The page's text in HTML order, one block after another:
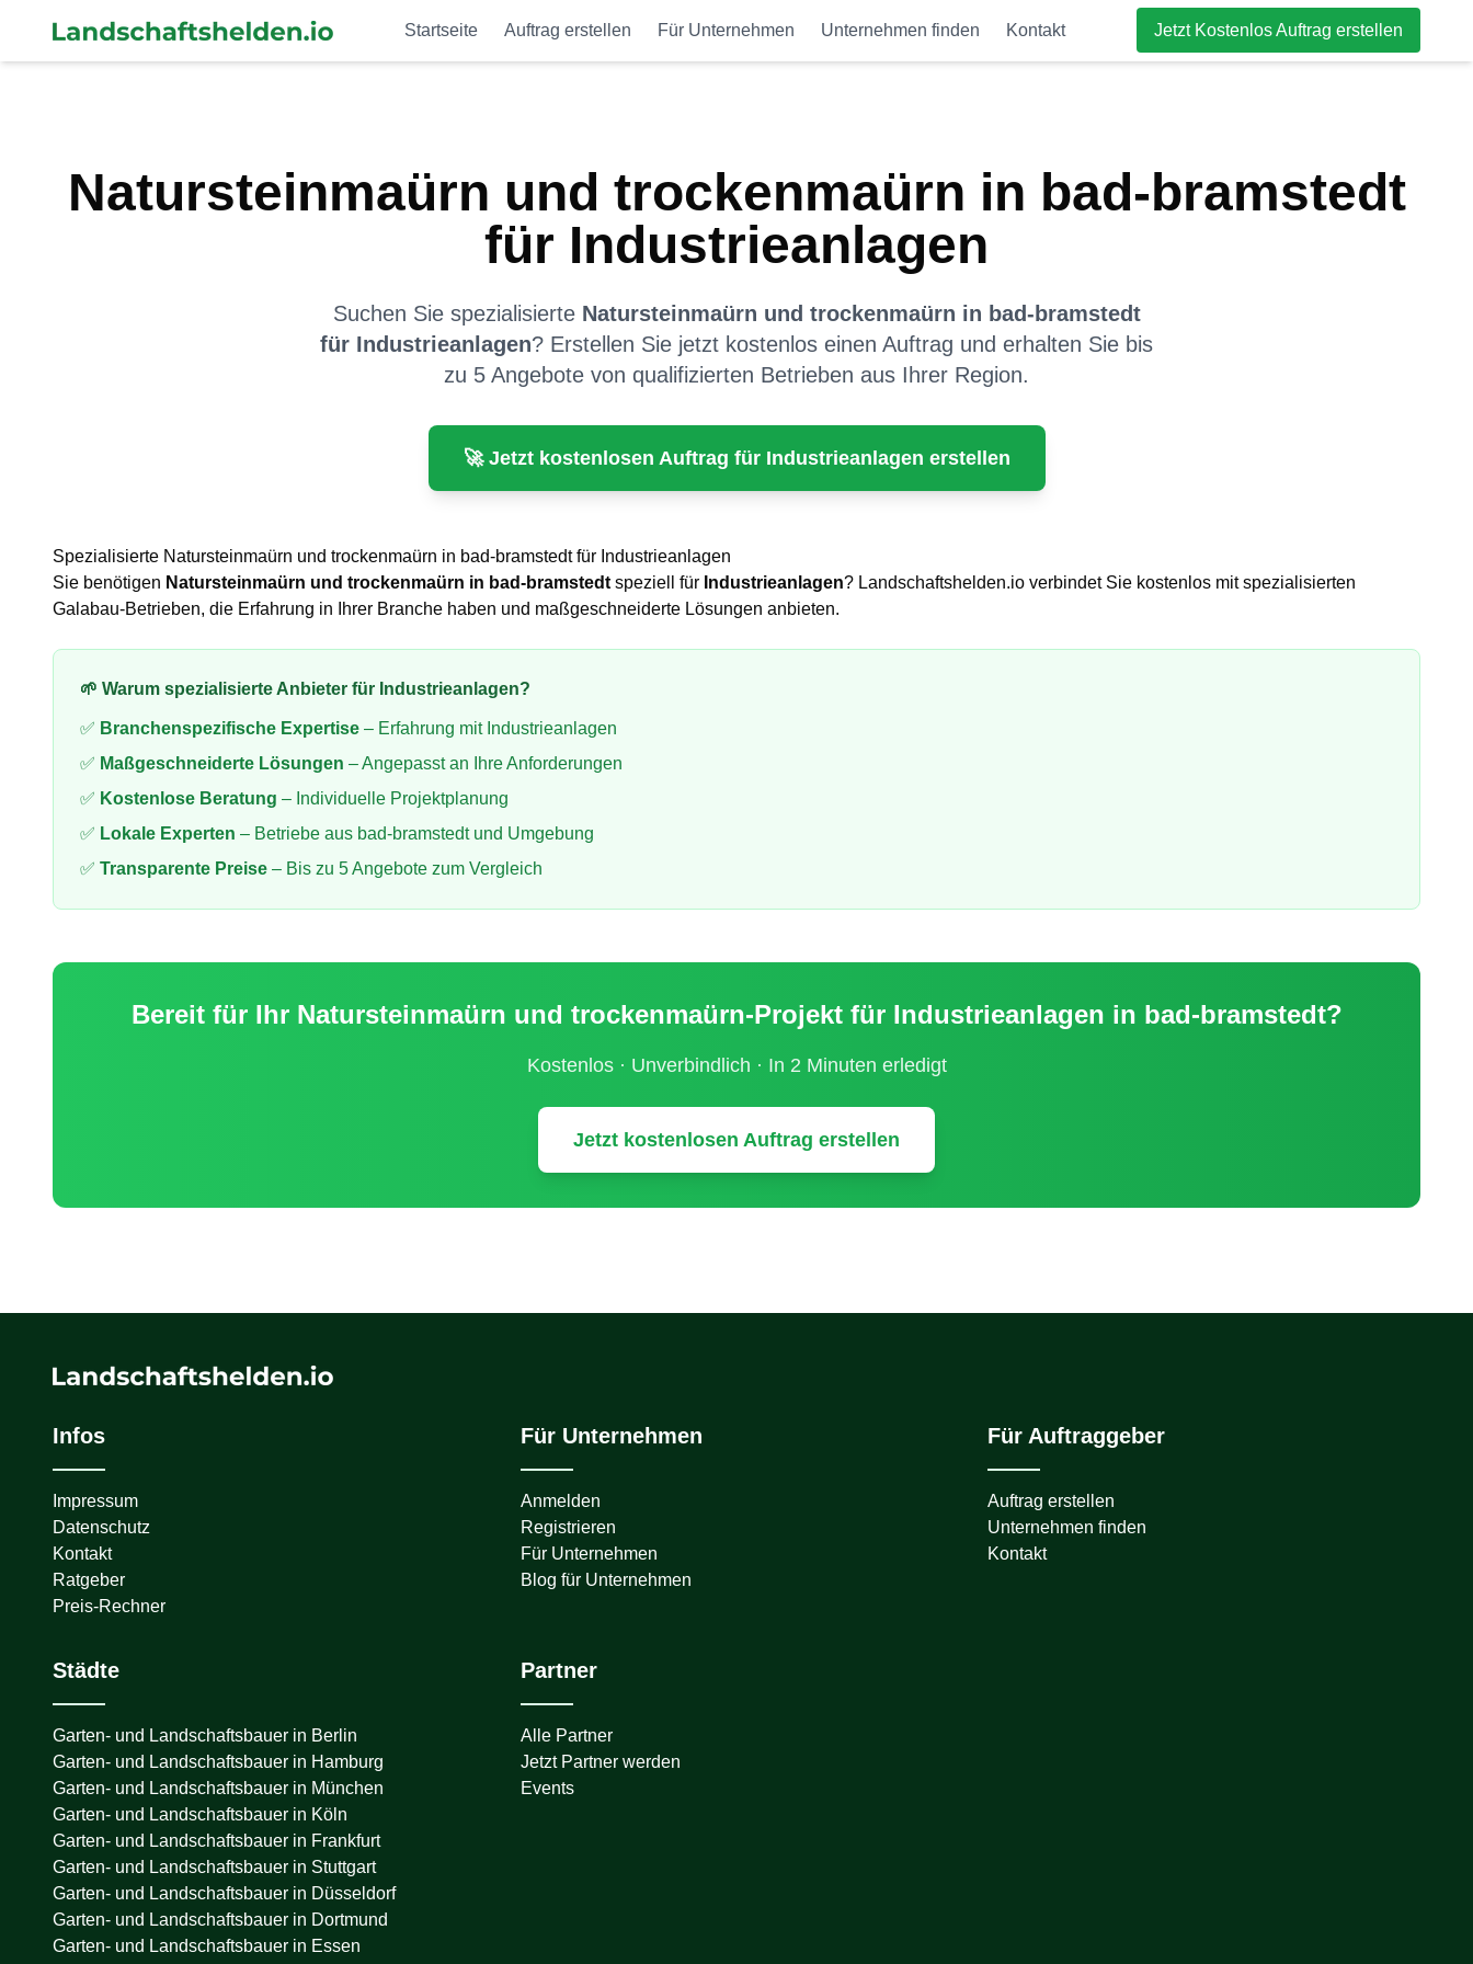
Startseite Auftrag erstellen Für Unternehmen Unternehmen finden Kontakt Jetzt Kostenlos Auftrag erstellen
Natursteinmaürn und trockenmaürn in bad-bramstedt
für Industrieanlagen
Suchen Sie spezialisierte Natursteinmaürn und trockenmaürn in bad-bramstedt
für Industrieanlagen? Erstellen Sie jetzt kostenlos einen Auftrag und erhalten Sie bis
zu 5 Angebote von qualifizierten Betrieben aus Ihrer Region.
🚀 Jetzt kostenlosen Auftrag für Industrieanlagen erstellen
Spezialisierte Natursteinmaürn und trockenmaürn in bad-bramstedtfür Industrieanlagen
Sie benötigen Natursteinmaürn und trockenmaürn in bad-bramstedt speziell für Industrieanlagen? Landschaftshelden.io verbindet Sie kostenlos mit spezialisierten
Galabau-Betrieben, die Erfahrung in Ihrer Branche haben und maßgeschneiderte Lösungen anbieten.
🌱 Warum spezialisierte Anbieter für Industrieanlagen?
✅ Branchenspezifische Expertise – Erfahrung mit Industrieanlagen
✅ Maßgeschneiderte Lösungen – Angepasst an Ihre Anforderungen
✅ Kostenlose Beratung – Individuelle Projektplanung
✅ Lokale Experten – Betriebe aus bad-bramstedtund Umgebung
✅ Transparente Preise – Bis zu 5 Angebote zum Vergleich
Bereit für Ihr Natursteinmaürn und trockenmaürn-Projekt für Industrieanlagen in bad-bramstedt?
Kostenlos · Unverbindlich · In 2 Minuten erledigt
Jetzt kostenlosen Auftrag erstellen
Infos
Impressum
Datenschutz
Kontakt
Ratgeber
Preis-Rechner
Für Unternehmen
Anmelden
Registrieren
Für Unternehmen
Blog für Unternehmen
Für Auftraggeber
Auftrag erstellen
Unternehmen finden
Kontakt
Städte
Garten- und Landschaftsbauer in Berlin
Garten- und Landschaftsbauer in Hamburg
Garten- und Landschaftsbauer in München
Garten- und Landschaftsbauer in Köln
Garten- und Landschaftsbauer in Frankfurt
Garten- und Landschaftsbauer in Stuttgart
Garten- und Landschaftsbauer in Düsseldorf
Garten- und Landschaftsbauer in Dortmund
Garten- und Landschaftsbauer in Essen
Partner
Alle Partner
Jetzt Partner werden
Events